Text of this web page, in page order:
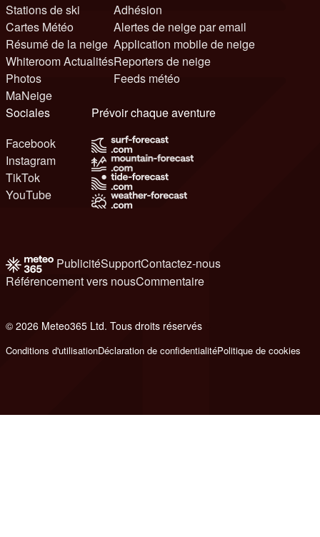
Stations de ski
Cartes Météo
Résumé de la neige
Whiteroom Actualités
Photos
MaNeige
Adhésion
Alertes de neige par email
Application mobile de neige
Reporters de neige
Feeds météo
Sociales
Facebook
Instagram
TikTok
YouTube
Prévoir chaque aventure
PublicitéSupportContactez-nous
Référencement vers nousCommentaire
© 2026 Meteo365 Ltd. Tous droits réservés
Conditions d'utilisationDéclaration de confidentialitéPolitique de cookies